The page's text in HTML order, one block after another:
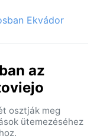
Ekvádor
az
osztják meg
ütemezéséhez